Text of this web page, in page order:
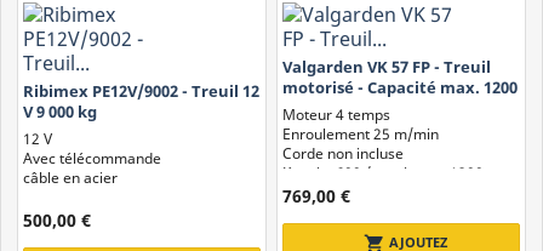
Qu'est-ce que c'est et comment ça fonctionne
Domaines d'utilisation
Composants du treuil
Types de Treuils
Qu'est-ce qu'un Treuil et comment fonctionne-t-il
Ribimex PE12V/9002 - Treuil 12
V 9 000 kg
12 V
Avec télécommande
câble en acier
500,00 €
Valgarden VK 57 FP - Treuil
motorisé - Capacité max. 1200
kg
Moteur 4 temps
Enroulement 25 m/min
Corde non incluse
Kg min. 600 / maximum. 1200
769,00 €
shopping_cart AJOUTEZ